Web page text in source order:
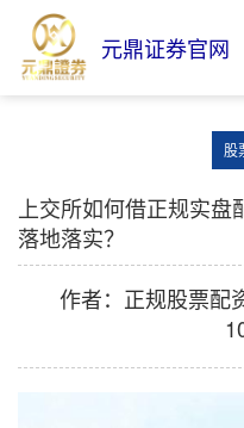
元鼎证券官网
股
上交所如何借正规实
落地落实？
作者：正规股票配